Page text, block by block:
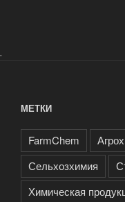
.
МЕТКИ
FarmChem
Сельхозхимия
Химическая